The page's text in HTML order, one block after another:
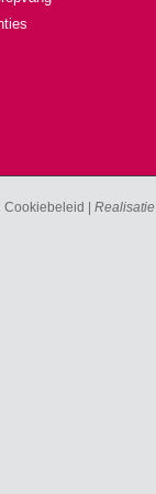
Cookiebeleid
Realisatie